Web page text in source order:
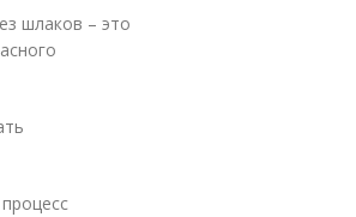
шлаков – это